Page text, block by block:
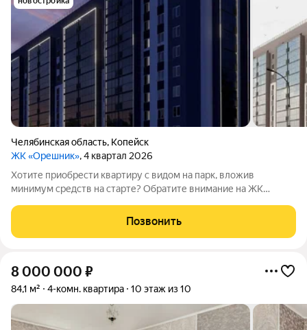
Челябинская область, Копейск
ЖК «Орешник», 4 квартал 2026
Хотите приобрести квартиру с видом на парк, вложив
минимум средств на старте? Обратите внимание на ЖК
отсюда удобно выезжать в Челябинск, а поблизости есть всё,
что нужно для комфортной жизни:
Позвонить
8 000 000 ₽
84,1 м² 4-комн. квартира 10 этаж из 10